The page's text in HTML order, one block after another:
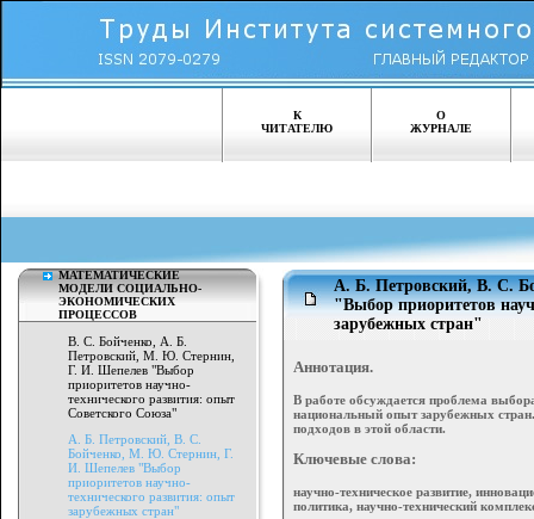
К
ЧИТАТЕЛЮ
О
ЖУРНАЛЕ
МАТЕМАТИЧЕСКИЕ
МОДЕЛИ СОЦИАЛЬНО-
ЭКОНОМИЧЕСКИХ
ПРОЦЕССОВ
В. С. Бойченко, А. Б.
Петровский, М. Ю. Стернин,
Г. И. Шепелев "Выбор
приоритетов научно-
технического развития: опыт
Советского Союза"
А. Б. Петровский, В. С.
Бойченко, М. Ю. Стернин, Г.
И. Шепелев "Выбор
приоритетов научно-
технического развития: опыт
зарубежных стран"
А. Б. Петровский, В. С.
"Выбор приоритетов
зарубежных стран"
Аннотация.
В работе обсуждается проблема
национальный опыт зарубежных
подходов в этой области.
Ключевые слова:
научно-техническое развитие,
политика, научно-технический